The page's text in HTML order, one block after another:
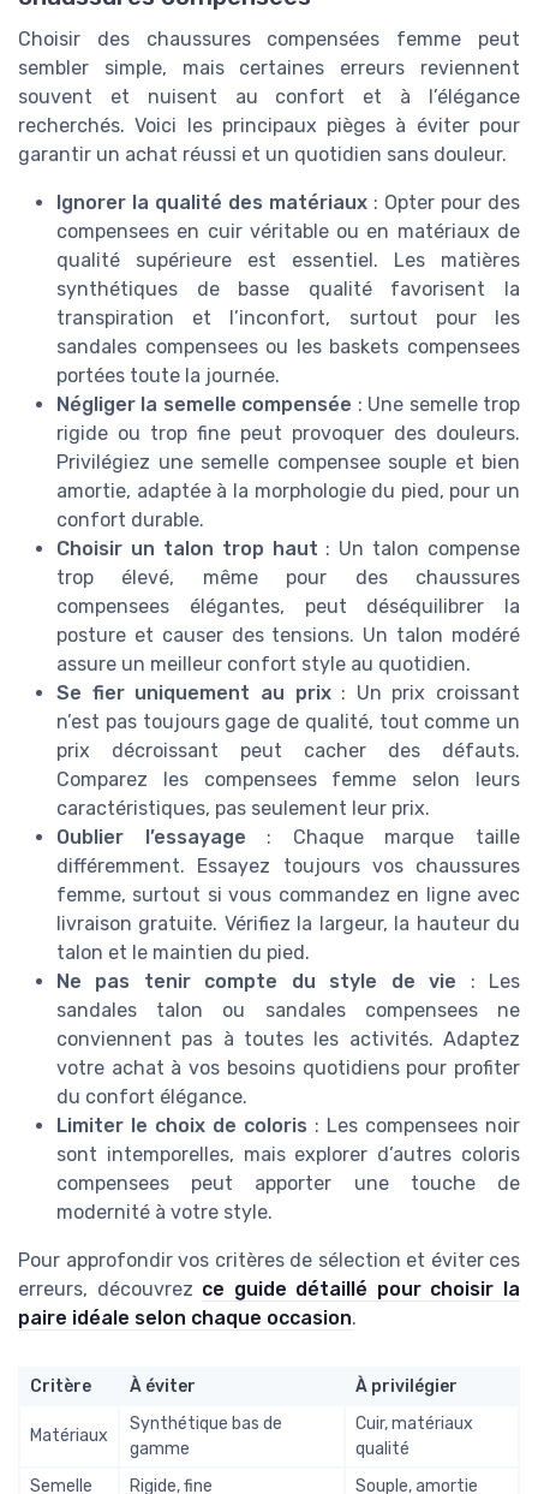
Choisir des chaussures compensées femme peut
sembler simple, mais certaines erreurs reviennent
souvent et nuisent au confort et à l’élégance
recherchés. Voici les principaux pièges à éviter pour
garantir un achat réussi et un quotidien sans douleur.
Ignorer la qualité des matériaux : Opter pour des
compensees en cuir véritable ou en matériaux de
qualité supérieure est essentiel. Les matières
synthétiques de basse qualité favorisent la
transpiration et l’inconfort, surtout pour les
sandales compensees ou les baskets compensees
portées toute la journée.
Négliger la semelle compensée : Une semelle trop
rigide ou trop fine peut provoquer des douleurs.
Privilégiez une semelle compensee souple et bien
amortie, adaptée à la morphologie du pied, pour un
confort durable.
Choisir un talon trop haut : Un talon compense
trop élevé, même pour des chaussures
compensees élégantes, peut déséquilibrer la
posture et causer des tensions. Un talon modéré
assure un meilleur confort style au quotidien.
Se fier uniquement au prix: Un prix croissant
n’est pas toujours gage de qualité, tout comme un
prix décroissant peut cacher des défauts.
Comparez les compensees femme selon leurs
caractéristiques, pas seulement leur prix.
Oublier l’essayage : Chaque marque taille
différemment. Essayez toujours vos chaussures
femme, surtout si vous commandez en ligne avec
livraison gratuite. Vérifiez la largeur, la hauteur du
talon et le maintien du pied.
Ne pas tenir compte du style de vie : Les
sandales talon ou sandales compensees ne
conviennent pas à toutes les activités. Adaptez
votre achat à vos besoins quotidiens pour profiter
du confort élégance.
Limiter le choix de coloris : Les compensees noir
sont intemporelles, mais explorer d’autres coloris
compensees peut apporter une touche de
modernité à votre style.
Pour approfondir vos critères de sélection et éviter ces
erreurs, découvrez ce guide détaillé pour choisir la
paire idéale selon chaque occasion.
Critère À éviter À privilégier
Matériaux
Synthétique bas de
gamme
Cuir, matériaux
qualité
Semelle
Rigide, fine
Souple, amortie